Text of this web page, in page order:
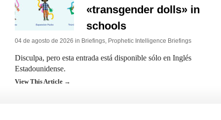
«transgender dolls» in
schools
04 de agosto de 2026 in Briefings, Prophetic Intelligence Briefings
Disculpa, pero esta entrada está disponible sólo en Inglés
Estadounidense.
View This Article →